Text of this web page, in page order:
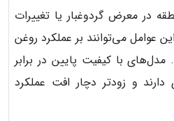
در معرض گردوغبار یا تغییرات
عوامل می‌توانند بر عملکرد روغن
مدل‌های با کیفیت پایین در برابر
و زودتر دچار افت عملکرد